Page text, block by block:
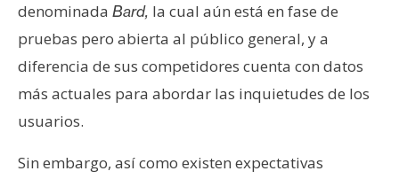
denominada Bard, la cual aún está en fase de
pruebas pero abierta al público general, y a
diferencia de sus competidores cuenta con datos
más actuales para abordar las inquietudes de los
usuarios.
Sin embargo, así como existen expectativas